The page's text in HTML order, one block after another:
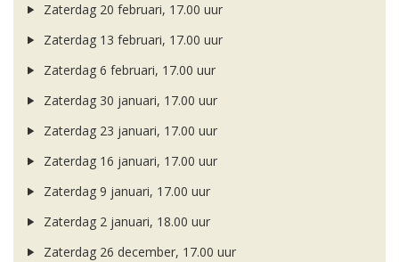
Zaterdag 20 februari, 17.00 uur
Zaterdag 13 februari, 17.00 uur
Zaterdag 6 februari, 17.00 uur
Zaterdag 30 januari, 17.00 uur
Zaterdag 23 januari, 17.00 uur
Zaterdag 16 januari, 17.00 uur
Zaterdag 9 januari, 17.00 uur
Zaterdag 2 januari, 18.00 uur
Zaterdag 26 december, 17.00 uur